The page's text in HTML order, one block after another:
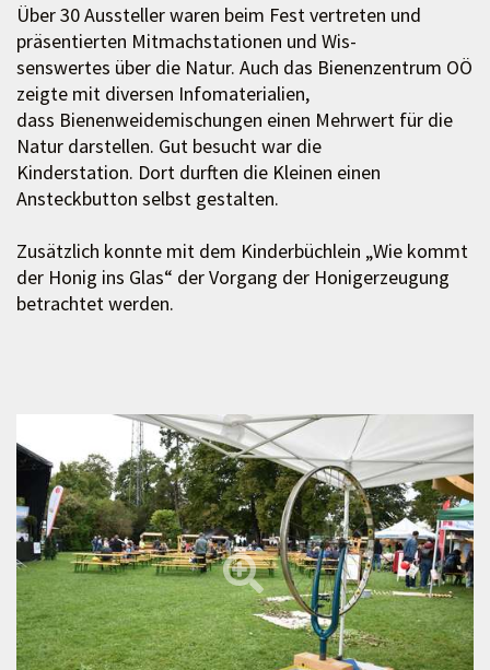
Über 30 Aussteller waren beim Fest vertreten und
präsentierten Mitmachstationen und Wis-
senswertes über die Natur. Auch das Bienenzentrum OÖ
zeigte mit diversen Infomaterialien,
dass Bienenweidemischungen einen Mehrwert für die
Natur darstellen. Gut besucht war die
Kinderstation. Dort durften die Kleinen einen
Ansteckbutton selbst gestalten.
Zusätzlich konnte mit dem Kinderbüchlein „Wie kommt
der Honig ins Glas“ der Vorgang der Honigerzeugung
betrachtet werden.